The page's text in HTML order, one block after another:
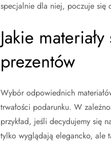
specjalnie dla niej, poczuje się
Jakie
prezentów
Wybór odpowiednich
trwałości podarunku. W
przykład, jeśli decydujemy się
tylko wyglądają elegancko, ale